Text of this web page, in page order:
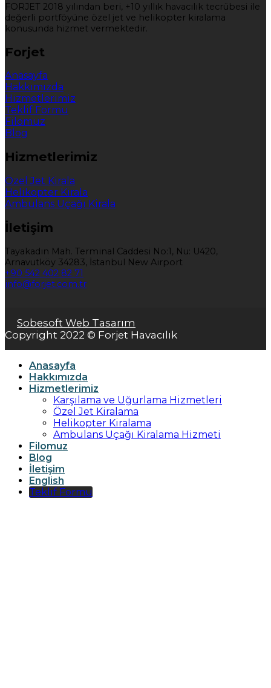
FORJET 2018 yılından beri, +10 yıllık havacılık tecrübesi ile
değerli portföyüne özel jet ve helikopter kiralama
konusunda hizmet vermektedir.
Forjet
Anasayfa
Hakkımızda
Hizmetlerimiz
Teklif Formu
Filomuz
Blog
Hizmetlerimiz
Özel Jet Kirala
Helikopter Kirala
Ambulans Uçağı Kirala
İletişim
Tayakadın Mah. Terminal Caddesi No:1, Nu: U420,
Arnavutköy 34283, İstanbul New Airport
+90 542 402 82 71
info@forjet.com.tr
Sobesoft Web Tasarım
Copyright 2022 © Forjet Havacılık
Anasayfa
Hakkımızda
Hizmetlerimiz
Karşılama ve Uğurlama Hizmetleri
Özel Jet Kiralama
Helikopter Kiralama
Ambulans Uçağı Kiralama Hizmeti
Filomuz
Blog
İletişim
English
Teklif Formu